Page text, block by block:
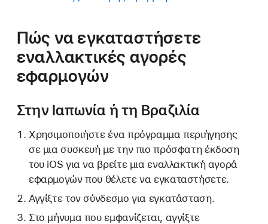
Πώς να εγκαταστήσετε
εναλλακτικές αγορές
εφαρμογών
Στην Ιαπωνία ή τη Βραζιλία
Χρησιμοποιήστε ένα πρόγραμμα περιήγησης
σε μια συσκευή με την πιο πρόσφατη έκδοση
του iOS για να βρείτε μια εναλλακτική αγορά
εφαρμογών που θέλετε να εγκαταστήσετε.
Αγγίξτε τον σύνδεσμο για εγκατάσταση.
Στο μήνυμα που εμφανίζεται, αγγίξτε